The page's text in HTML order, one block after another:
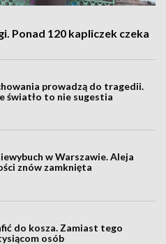
Ponad 120 kapliczek czeka
prowadzą do tragedii.
światło to nie sugestia
w Warszawie. Aleja
znów zamknięta
do kosza. Zamiast tego
osób